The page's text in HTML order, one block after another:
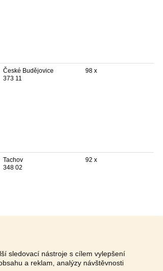
sledovací nástroje s cílem vylepšení
a reklam, analýzy návštěvnosti
České Budějovice
373 11
98 x
Tachov
348 02
92 x